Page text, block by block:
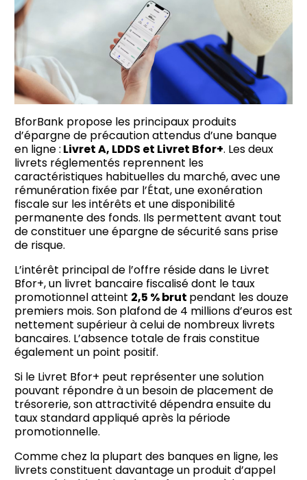
BforBank propose les principaux produits
d’épargne de précaution attendus d’une banque
en ligne : Livret A, LDDS et Livret Bfor+. Les deux
livrets réglementés reprennent les
caractéristiques habituelles du marché, avec une
rémunération fixée par l’État, une exonération
fiscale sur les intérêts et une disponibilité
permanente des fonds. Ils permettent avant tout
de constituer une épargne de sécurité sans prise
de risque.
L’intérêt principal de l’offre réside dans le Livret
Bfor+, un livret bancaire fiscalisé dont le taux
promotionnel atteint 2,5 % brut pendant les douze
premiers mois. Son plafond de 4 millions d’euros est
nettement supérieur à celui de nombreux livrets
bancaires. L’absence totale de frais constitue
également un point positif.
Si le Livret Bfor+ peut représenter une solution
pouvant répondre à un besoin de placement de
trésorerie, son attractivité dépendra ensuite du
taux standard appliqué après la période
promotionnelle.
Comme chez la plupart des banques en ligne, les
livrets constituent davantage un produit d’appel